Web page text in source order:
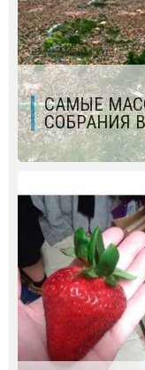
САМЫЕ
СОБРАНИЯ